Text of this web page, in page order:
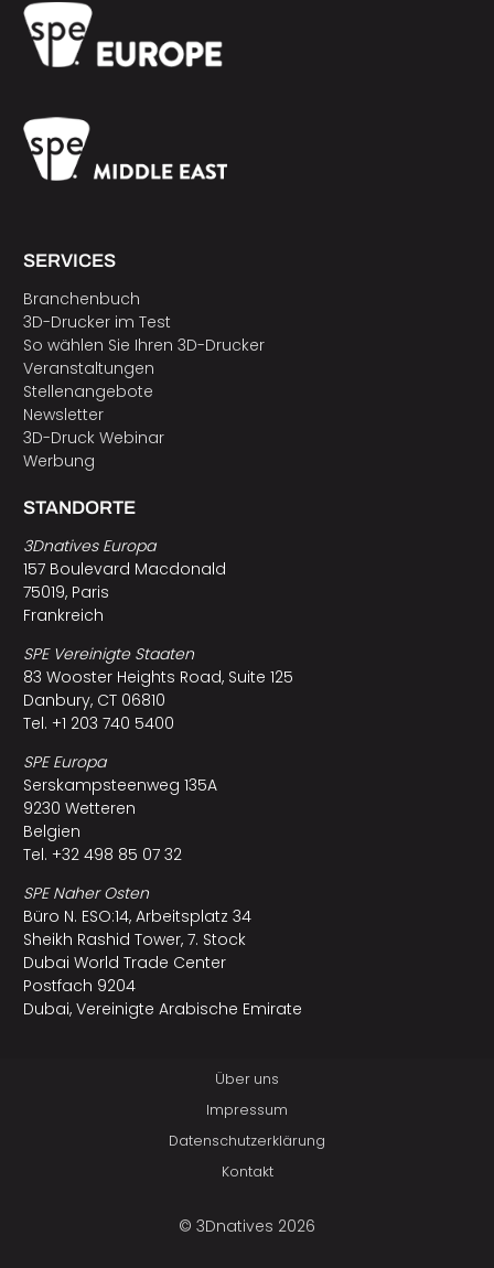
SERVICES
Branchenbuch
3D-Drucker im Test
So wählen Sie Ihren 3D-Drucker
Veranstaltungen
Stellenangebote
Newsletter
3D-Druck Webinar
Werbung
STANDORTE
3Dnatives Europa
157 Boulevard Macdonald
75019, Paris
Frankreich
SPE Vereinigte Staaten
83 Wooster Heights Road, Suite 125
Danbury, CT 06810
Tel. +1 203 740 5400
SPE Europa
Serskampsteenweg 135A
9230 Wetteren
Belgien
Tel. +32 498 85 07 32
SPE Naher Osten
Büro N. ESO:14, Arbeitsplatz 34
Sheikh Rashid Tower, 7. Stock
Dubai World Trade Center
Postfach 9204
Dubai, Vereinigte Arabische Emirate
Über uns
Impressum
Datenschutzerklärung
Kontakt
© 3Dnatives 2026